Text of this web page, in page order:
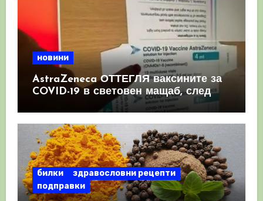
новини
AstraZeneca ОТТЕГЛЯ ваксините за
COVID-19 в световен мащаб, след
като призна, че те причиняват
КРЪВНИ съсиреци
билки
здравословни рецепти
подправки